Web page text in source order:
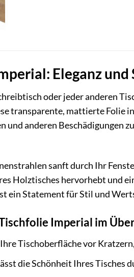
Eleganz
oder jeder anderen
transparente, mattierte Folie
und anderen Beschädigungen
sanft durch Ihr
Holztisches hervorhebt und
ein Statement für Stil und
Imperial im
Tischoberfläche vor
die Schönheit Ihres Tisches